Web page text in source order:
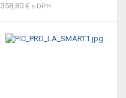
358,80 € s DPH